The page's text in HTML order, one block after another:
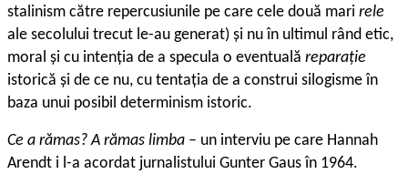
stalinism către repercusiunile pe care cele două mari rele
ale secolului trecut le-au generat) și nu în ultimul rând etic,
moral și cu intenția de a specula o eventuală reparație
istorică și de ce nu, cu tentația de a construi silogisme în
baza unui posibil determinism istoric.
Ce a rămas? A rămas limba – un interviu pe care Hannah
Arendt i l-a acordat jurnalistului Gunter Gaus în 1964.